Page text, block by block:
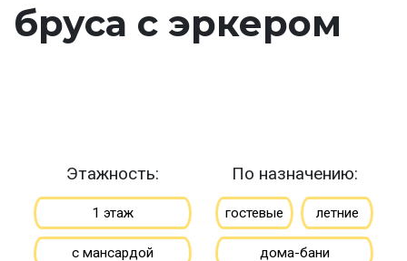
бруса с эркером
Этажность:
1 этаж
с мансардой
По назначению:
гостевые летние
дома-бани